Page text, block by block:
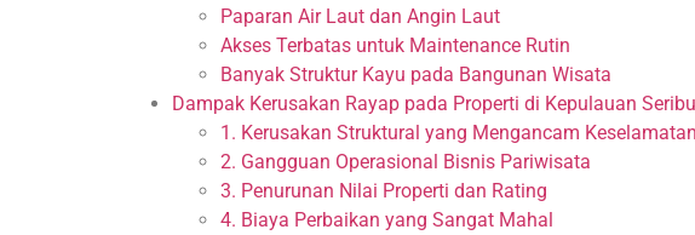
Paparan Air Laut dan Angin Laut
Akses Terbatas untuk Maintenance Rutin
Banyak Struktur Kayu pada Bangunan Wisata
Dampak Kerusakan Rayap pada Properti di Kepulauan Seribu
1. Kerusakan Struktural yang Mengancam Keselamatan
2. Gangguan Operasional Bisnis Pariwisata
3. Penurunan Nilai Properti dan Rating
4. Biaya Perbaikan yang Sangat Mahal